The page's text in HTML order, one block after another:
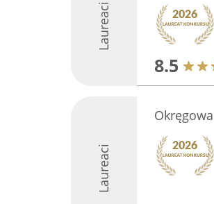
Laureaci
8.5
Laureaci